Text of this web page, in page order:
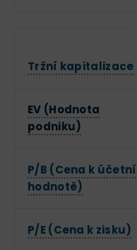
Tržní kapitalizace
EV (Hodnota
podniku)
P/B (Cena k účetní
hodnotě)
P/E (Cena k zisku)